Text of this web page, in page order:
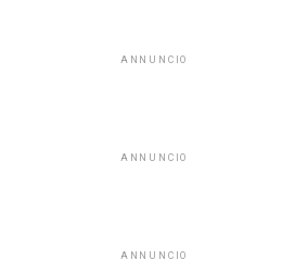
ANNUNCIO
ANNUNCIO
ANNUNCIO